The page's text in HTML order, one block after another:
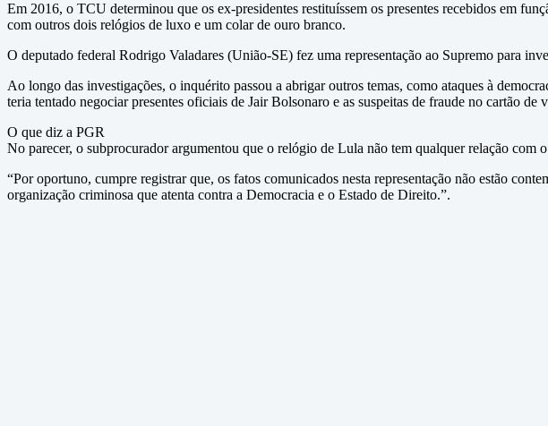
Em 2016, o TCU determinou que os ex-presidentes restituíssem os presentes recebidos em
com outros dois relógios de luxo e um colar de ouro branco.
O deputado federal Rodrigo Valadares (União-SE) fez uma representação ao Supremo para
Ao longo das investigações, o inquérito passou a abrigar outros temas, como ataques à
teria tentado negociar presentes oficiais de Jair Bolsonaro e as suspeitas de fraude no cartão de
O que diz a PGR
No parecer, o subprocurador argumentou que o relógio de Lula não tem qualquer relação com
“Por oportuno, cumpre registrar que, os fatos comunicados nesta representação não estão
organização criminosa que atenta contra a Democracia e o Estado de Direito.”.